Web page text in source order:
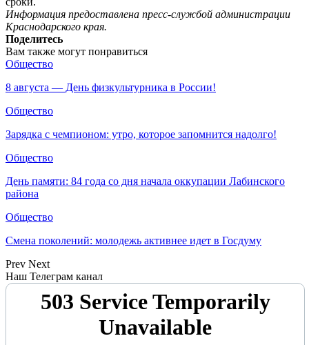
Информация предоставлена пресс-службой администрации
Краснодарского края.
Поделитесь
Вам также могут понравиться
Общество
8 августа — День физкультурника в России!
Общество
Зарядка с чемпионом: утро, которое запомнится надолго!
Общество
День памяти: 84 года со дня начала оккупации Лабинского
района
Общество
Смена поколений: молодежь активнее идет в Госдуму
Prev Next
Наш Телеграм канал